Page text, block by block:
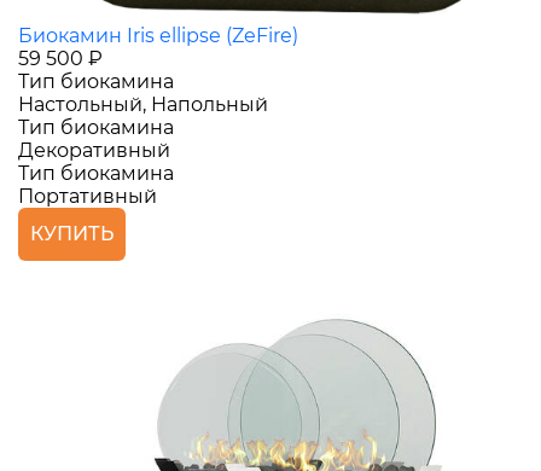
Биокамин Iris ellipse (ZeFire)
59 500 ₽
Тип биокамина
Настольный, Напольный
Тип биокамина
Декоративный
Тип биокамина
Портативный
КУПИТЬ